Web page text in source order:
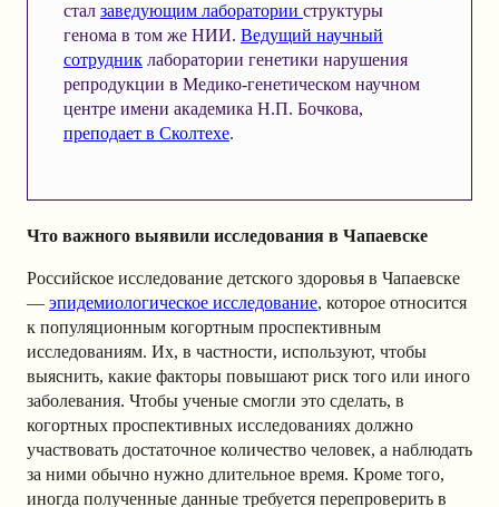
стал заведующим лаборатории структуры
генома в том же НИИ. Ведущий научный
сотрудниклаборатории генетики нарушения
репродукции в Медико-генетическом научном
центре имени академика Н.П. Бочкова,
преподает в Сколтехе.
Что важного выявили исследования в Чапаевске
Российское исследование детского здоровья в Чапаевске
— эпидемиологическое исследование, которое относится
к популяционным когортным проспективным
исследованиям. Их, в частности, используют, чтобы
выяснить, какие факторы повышают риск того или иного
заболевания. Чтобы ученые смогли это сделать, в
когортных проспективных исследованиях должно
участвовать достаточное количество человек, а наблюдать
за ними обычно нужно длительное время. Кроме того,
иногда полученные данные требуется перепроверить в